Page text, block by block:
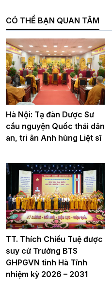
CÓ THỂ BẠN QUAN TÂM
Hà Nội: Tạ đàn Dược Sư
cầu nguyện Quốc thái dân
an, tri ân Anh hùng Liệt sĩ
TT. Thích Chiếu Tuệ được
suy cử Trưởng BTS
GHPGVN tỉnh Hà Tĩnh
nhiệm kỳ 2026 – 2031